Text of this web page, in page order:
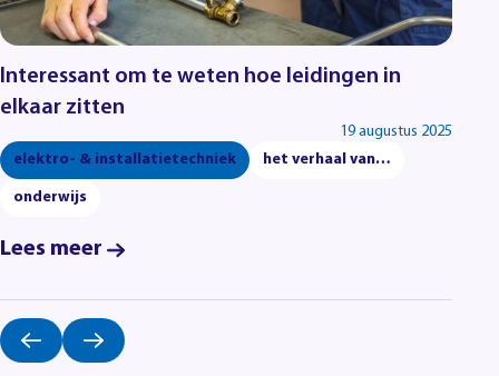
Interessant om te weten hoe leidingen in
elkaar zitten
19 augustus 2025
elektro- & installatietechniek
het verhaal van…
onderwijs
Lees meer